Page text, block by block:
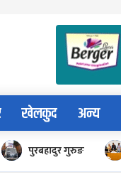
खेलकुद अन्य
पुरबहादुर गुरुङ